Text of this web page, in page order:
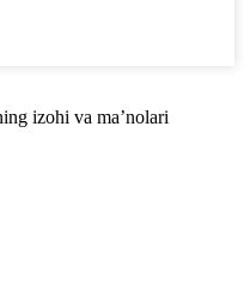
izohi va ma’nolari